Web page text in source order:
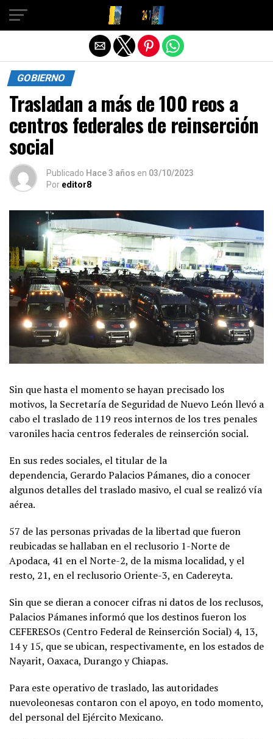
GOBIERNO
Trasladan a más de 100 reos a
centros federales de reinserción
social
Publicado Hace 3 años en 03/10/2023
Por editor8
Sin que hasta el momento se hayan precisado los
motivos, la Secretaría de Seguridad de Nuevo León llevó a
cabo el traslado de 119 reos internos de los tres penales
varoniles hacia centros federales de reinserción social.
En sus redes sociales, el titular de la
dependencia, Gerardo Palacios Pámanes, dio a conocer
algunos detalles del traslado masivo, el cual se realizó vía
aérea.
57 de las personas privadas de la libertad que fueron
reubicadas se hallaban en el reclusorio 1-Norte de
Apodaca, 41 en el Norte-2, de la misma localidad, y el
resto, 21, en el reclusorio Oriente-3, en Cadereyta.
Sin que se dieran a conocer cifras ni datos de los reclusos,
Palacios Pámanes informó que los destinos fueron los
CEFERESOs (Centro Federal de Reinserción Social) 4, 13,
14 y 15, que se ubican, respectivamente, en los estados de
Nayarit, Oaxaca, Durango y Chiapas.
Para este operativo de traslado, las autoridades
nuevoleonesas contaron con el apoyo, en todo momento,
del personal del Ejército Mexicano.
Salir de la versión móvil